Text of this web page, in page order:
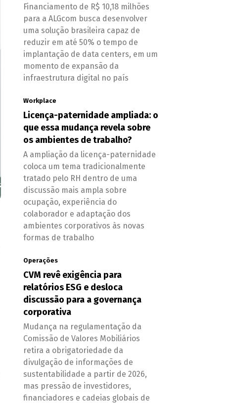
Financiamento de R$ 10,18 milhões
para a ALGcom busca desenvolver
uma solução brasileira capaz de
reduzir em até 50% o tempo de
implantação de data centers, em um
momento de expansão da
infraestrutura digital no país
Workplace
Licença-paternidade ampliada: o
que essa mudança revela sobre
os ambientes de trabalho?
A ampliação da licença-paternidade
coloca um tema tradicionalmente
tratado pelo RH dentro de uma
discussão mais ampla sobre
ocupação, experiência do
colaborador e adaptação dos
ambientes corporativos às novas
formas de trabalho
Operações
CVM revê exigência para
relatórios ESG e desloca
discussão para a governança
corporativa
Mudança na regulamentação da
Comissão de Valores Mobiliários
retira a obrigatoriedade da
divulgação de informações de
sustentabilidade a partir de 2026,
mas pressão de investidores,
financiadores e cadeias globais de